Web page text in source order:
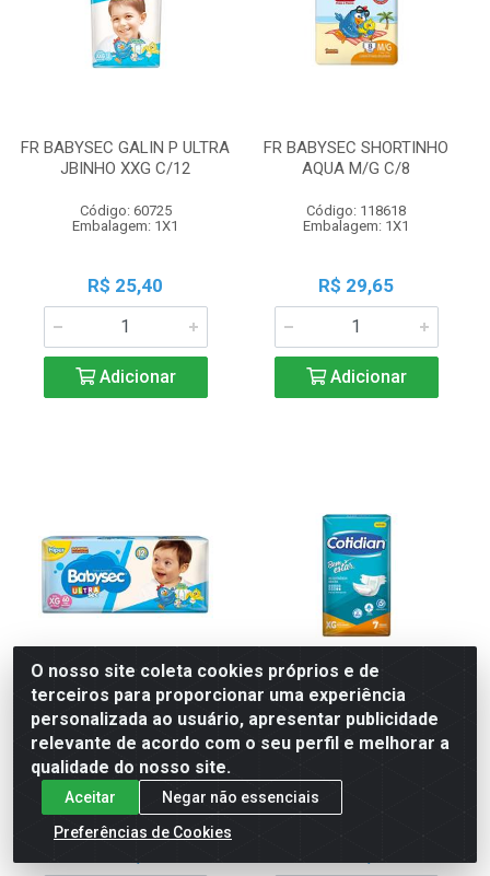
FR BABYSEC GALIN P ULTRA
JBINHO XXG C/12
Código: 60725
Embalagem: 1X1
R$ 25,40
Adicionar
FR BABYSEC SHORTINHO
AQUA M/G C/8
Código: 118618
Embalagem: 1X1
R$ 29,65
Adicionar
FR BABYSEC GALI P ULTRA
HIPER XG C/60
Código: 93727
Embalagem: 1X1
FR GERIAT COTIDIAN BEM
ESTA XG C/7 ?
Código: 114021
Embalagem: 1X1
O nosso site coleta cookies próprios e de
terceiros para proporcionar uma experiência
personalizada ao usuário, apresentar publicidade
relevante de acordo com o seu perfil e melhorar a
qualidade do nosso site.
Aceitar
Negar não essenciais
Preferências de Cookies